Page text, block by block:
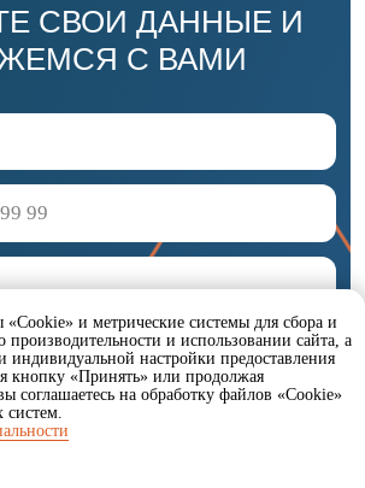
и метрические системы для сбора и
и использовании сайта, а
индивидуальной настройки предоставления
«Принять» или продолжая
соглашаетесь на обработку файлов «Cookie»
систем.